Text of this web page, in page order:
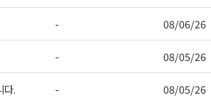
- 08/06/26
- 08/05/26
다. - 08/05/26